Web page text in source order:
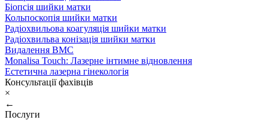
Біопсія шийки матки
Кольпоскопія шийки матки
Радіохвильова коагуляція шийки матки
Радіохвильва конізація шийки матки
Видалення ВМС
Monalisa Touch: Лазерне інтимне відновлення
Естетична лазерна гінекологія
Консультації фахівців
×
←
Послуги